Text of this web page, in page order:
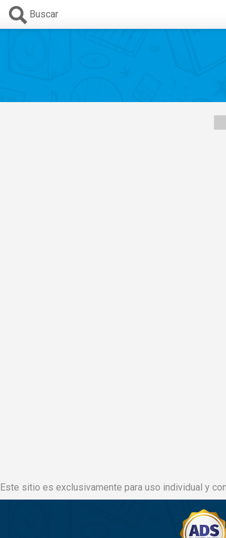
Buscar
Este sitio es exclusivamente para uso individual y